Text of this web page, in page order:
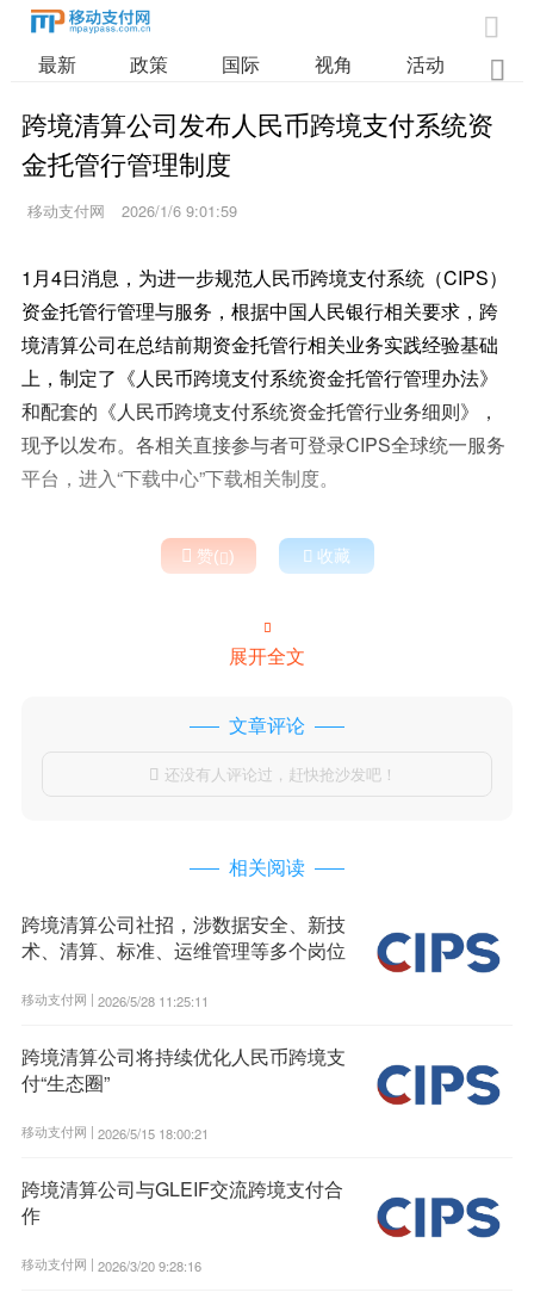

最新 政策 国际 视角 活动 业

跨境清算公司发布人民币跨境支付系统资
金托管行管理制度
移动支付网 2026/1/6 9:01:59
1月4日消息，为进一步规范人民币跨境支付系统（CIPS）
资金托管行管理与服务，根据中国人民银行相关要求，跨
境清算公司在总结前期资金托管行相关业务实践经验基础
上，制定了《人民币跨境支付系统资金托管行管理办法》
和配套的《人民币跨境支付系统资金托管行业务细则》，
现予以发布。各相关直接参与者可登录CIPS全球统一服务
平台，进入“下载中心”下载相关制度。
 赞()  收藏

展开全文
文章评论
 还没有人评论过，赶快抢沙发吧！
相关阅读
跨境清算公司社招，涉数据安全、新技
术、清算、标准、运维管理等多个岗位
移动支付网 | 2026/5/28 11:25:11
跨境清算公司将持续优化人民币跨境支
付“生态圈”
移动支付网 | 2026/5/15 18:00:21
跨境清算公司与GLEIF交流跨境支付合
作
移动支付网 | 2026/3/20 9:28:16